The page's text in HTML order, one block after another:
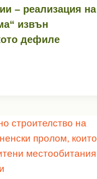
– реализация на
извън
дефиле